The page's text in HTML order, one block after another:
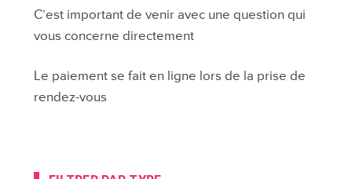
C’est important de venir avec une question qui
vous concerne directement
Le paiement se fait en ligne lors de la prise de
rendez-vous